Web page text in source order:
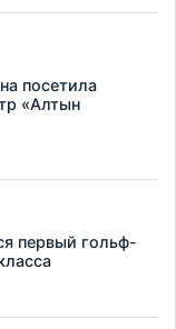
посетила
«Алтын
первый гольф-